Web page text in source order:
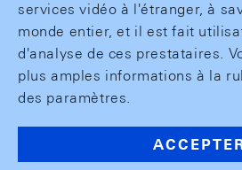
services vidéo à l'étranger, à
monde entier, et il est fait
d'analyse de ces prestataires.
plus amples informations à la
des paramètres.